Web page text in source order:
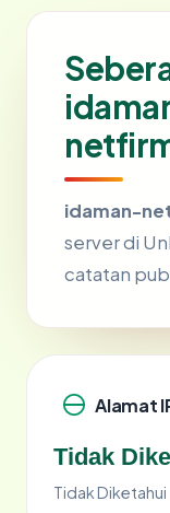
idaman-
server di
catatan
Alamat
Tidak
Tidak Diketahui